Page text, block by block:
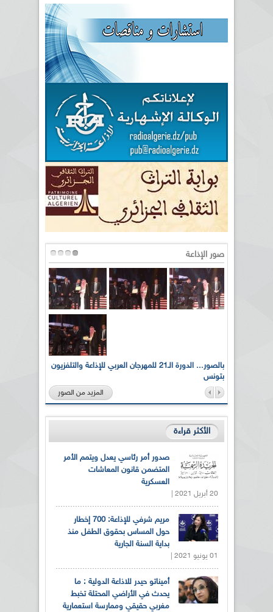
صور الإذاعة
بالصور... الدورة الـ21 للمهرجان العربي للإذاعة والتلفزيون
بتونس
المزيد من الصور
الأكثر قراءة
صدور أمر رئاسي يعدل ويتمم الأمر
المتضمن قانون المعاشات
العسكرية
20 أبريل 2021 |
مريم شرفي للإذاعة: 700 إخطار
حول المساس بحقوق الطفل منذ
بداية السنة الجارية
01 يونيو 2021 |
أميناتو حيدر للاذاعة الدولية : ما
يحدث في الأراضي المحتلة تخبط
مغربي حقيقي وممارسة استعمارية